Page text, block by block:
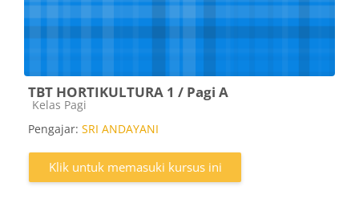
TBT HORTIKULTURA 1 / Pagi A
Kategori kursus
Kelas Pagi
Pengajar: SRI ANDAYANI
Klik untuk memasuki kursus ini